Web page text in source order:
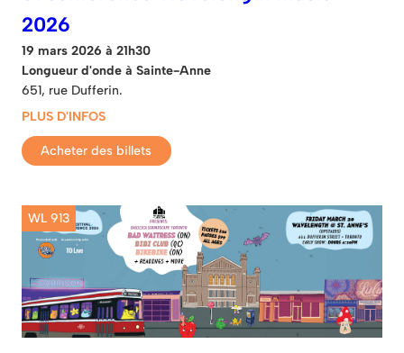
2026
19 mars 2026 à 21h30
Longueur d'onde à Sainte-Anne
651, rue Dufferin.
PLUS D'INFOS
Acheter des billets
WL 913